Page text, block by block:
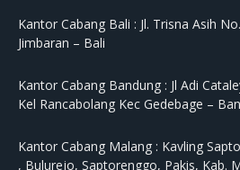
Kantor Cabang Bali : Jl. Trisna Asih
Jimbaran – Bali
Kantor Cabang Bandung : Jl Adi
Kel Rancabolang Kec Gedebage –
Kantor Cabang Malang : Kavling
, Bulurejo, Saptorenggo, Pakis, Kab.